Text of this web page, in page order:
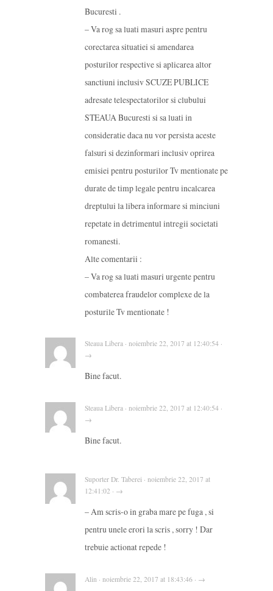
Bucuresti .
– Va rog sa luati masuri aspre pentru
corectarea situatiei si amendarea
posturilor respective si aplicarea altor
sanctiuni inclusiv SCUZE PUBLICE
adresate telespectatorilor si clubului
STEAUA Bucuresti si sa luati in
consideratie daca nu vor persista aceste
falsuri si dezinformari inclusiv oprirea
emisiei pentru posturilor Tv mentionate pe
durate de timp legale pentru incalcarea
dreptului la libera informare si minciuni
repetate in detrimentul intregii societati
romanesti.
Alte comentarii :
– Va rog sa luati masuri urgente pentru
combaterea fraudelor complexe de la
posturile Tv mentionate !
Steaua Libera · noiembrie 22, 2017 at 12:40:54 ·
→
Bine facut.
Steaua Libera · noiembrie 22, 2017 at 12:40:54 ·
→
Bine facut.
Suporter Dr. Taberei · noiembrie 22, 2017 at
12:41:02 · →
– Am scris-o in graba mare pe fuga , si
pentru unele erori la scris , sorry ! Dar
trebuie actionat repede !
Alin · noiembrie 22, 2017 at 18:43:46 · →